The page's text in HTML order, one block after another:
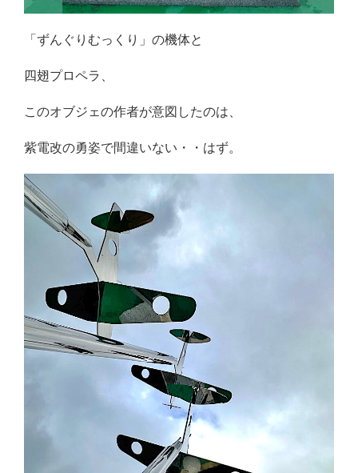
「ずんぐりむっくり」の機体と
四翅プロペラ、
このオブジェの作者が意図したのは、
紫電改の勇姿で間違いない・・はず。